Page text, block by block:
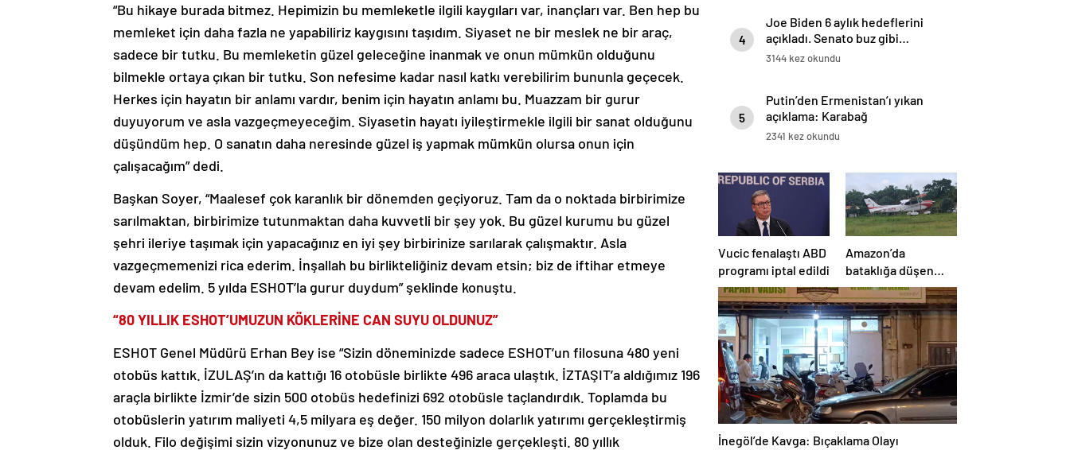
“Bu hikaye burada bitmez. Hepimizin bu memleketle ilgili kaygıları var, inançları var. Ben hep bu
memleket için daha fazla ne yapabiliriz kaygısını taşıdım. Siyaset ne bir meslek ne bir araç,
sadece bir tutku. Bu memleketin güzel geleceğine inanmak ve onun mümkün olduğunu
bilmekle ortaya çıkan bir tutku. Son nefesime kadar nasıl katkı verebilirim bununla geçecek.
Herkes için hayatın bir anlamı vardır, benim için hayatın anlamı bu. Muazzam bir gurur
duyuyorum ve asla vazgeçmeyeceğim. Siyasetin hayatı iyileştirmekle ilgili bir sanat olduğunu
düşündüm hep. O sanatın daha neresinde güzel iş yapmak mümkün olursa onun için
çalışacağım” dedi.
Başkan Soyer, “Maalesef çok karanlık bir dönemden geçiyoruz. Tam da o noktada birbirimize
sarılmaktan, birbirimize tutunmaktan daha kuvvetli bir şey yok. Bu güzel kurumu bu güzel
şehri ileriye taşımak için yapacağınız en iyi şey birbirinize sarılarak çalışmaktır. Asla
vazgeçmemenizi rica ederim. İnşallah bu birlikteliğiniz devam etsin; biz de iftihar etmeye
devam edelim. 5 yılda ESHOT’la gurur duydum” şeklinde konuştu.
“80 YILLIK ESHOT’UMUZUN KÖKLERİNE CAN SUYU OLDUNUZ”
ESHOT Genel Müdürü Erhan Bey ise “Sizin döneminizde sadece ESHOT’un filosuna 480 yeni
otobüs kattık. İZULAŞ’ın da kattığı 16 otobüsle birlikte 496 araca ulaştık. İZTAŞIT’a aldığımız 196
araçla birlikte İzmir’de sizin 500 otobüs hedefinizi 692 otobüsle taçlandırdık. Toplamda bu
otobüslerin yatırım maliyeti 4,5 milyara eş değer. 150 milyon dolarlık yatırımı gerçekleştirmiş
olduk. Filo değişimi sizin vizyonunuz ve bize olan desteğinizle gerçekleşti. 80 yıllık
4
Joe Biden 6 aylık hedeflerini
açıkladı. Senato buz gibi…
3144 kez okundu
5
Putin’den Ermenistan’ı yıkan
açıklama: Karabağ
Azerbaycan’ın ayrılmaz bir
2341 kez okundu
Vucic fenalaştı ABD
programı iptal edildi
Amazon’da
bataklığa düşen
uçağın yolcuları, 36
saat kurtarılmayı
bekledi
İnegöl’de Kavga: Bıçaklama Olayı